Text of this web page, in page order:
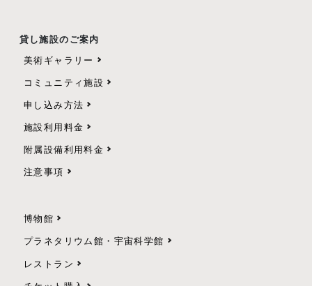
貸し施設のご案内
美術ギャラリー
コミュニティ施設
申し込み方法
施設利用料金
附属設備利用料金
注意事項
博物館
プラネタリウム館・宇宙科学館
レストラン